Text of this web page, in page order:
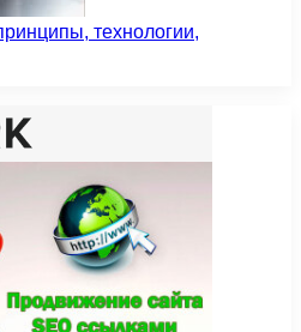
технологии,